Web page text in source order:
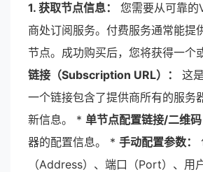
1. 获取节点信息：
您需要从可靠
商处订阅服务。付费服务通常能提
节点。成功购买后，您将获得一个
链接（Subscription URL）：
这
一个链接包含了提供商所有的服务
新信息。 * 单节点配置链接/二维码
器的配置信息。 * 手动配置参数：
（Address）、端口（Port）、用